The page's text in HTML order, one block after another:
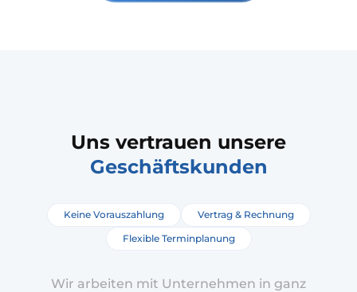
Uns vertrauen unsere
Geschäftskunden
Keine Vorauszahlung
Vertrag & Rechnung
Flexible Terminplanung
Wir arbeiten mit Unternehmen in ganz